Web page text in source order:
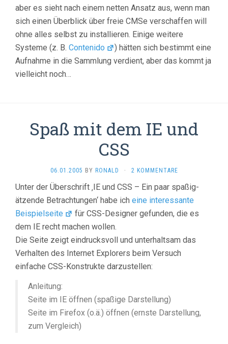
aber es sieht nach einem netten Ansatz aus, wenn man
sich einen Überblick über freie CMSe verschaffen will
ohne alles selbst zu installieren. Einige weitere
Systeme (z. B. Contenido
) hätten sich bestimmt eine
Aufnahme in die Sammlung verdient, aber das kommt ja
vielleicht noch…
Spaß mit dem IE und
CSS
06.01.2005 BY RONALD · 2 KOMMENTARE
Unter der Überschrift ‚IE und CSS – Ein paar spaßig-
ätzende Betrachtungen‘ habe ich eine interessante
Beispielseite
für CSS-Designer gefunden, die es
dem IE recht machen wollen.
Die Seite zeigt eindrucksvoll und unterhaltsam das
Verhalten des Internet Explorers beim Versuch
einfache CSS-Konstrukte darzustellen:
Anleitung:
Seite im IE öffnen (spaßige Darstellung)
Seite im Firefox (o.ä.) öffnen (ernste Darstellung,
zum Vergleich)